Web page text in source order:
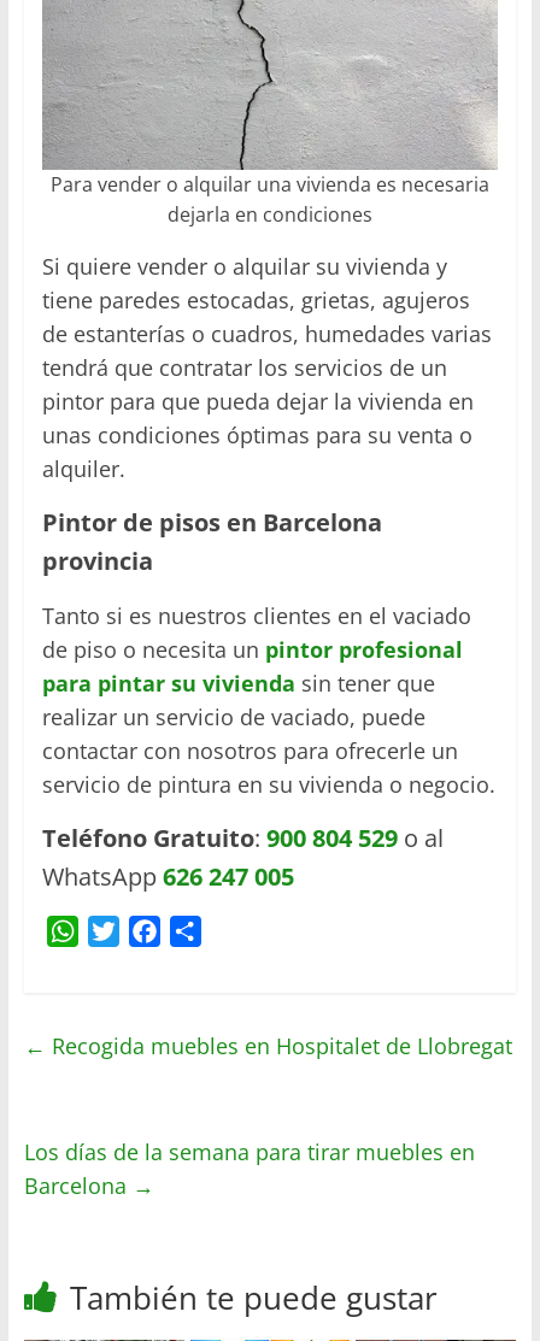
Para vender o alquilar una vivienda es necesaria
dejarla en condiciones
Si quiere vender o alquilar su vivienda y
tiene paredes estocadas, grietas, agujeros
de estanterías o cuadros, humedades varias
tendrá que contratar los servicios de un
pintor para que pueda dejar la vivienda en
unas condiciones óptimas para su venta o
alquiler.
Pintor de pisos en Barcelona
provincia
Tanto si es nuestros clientes en el vaciado
de piso o necesita un pintor profesional
para pintar su vivienda sin tener que
realizar un servicio de vaciado, puede
contactar con nosotros para ofrecerle un
servicio de pintura en su vivienda o negocio.
Teléfono Gratuito: 900 804 529o al
WhatsApp 626 247 005
W
s
p
t
b
k
a
i
← Recogida muebles en Hospitalet de Llobregat
Los días de la semana para tirar muebles en
Barcelona →
También te puede gustar